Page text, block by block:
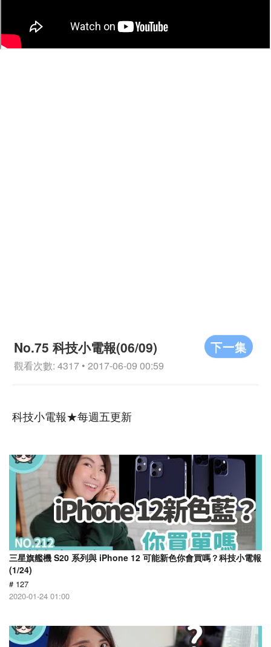
下一集
No.75 科技小電報(06/09)
觀看次數: 4317 • 2017-06-09 00:59
科技小電報★每週五更新
三星旗艦機 S20 系列與 iPhone 12 可能新色你會買嗎？科技小電報
(1/24)
# 127
2020-01-24 01:00